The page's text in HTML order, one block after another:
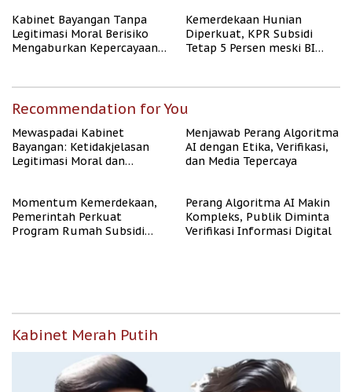
Kabinet Bayangan Tanpa
Legitimasi Moral Berisiko
Mengaburkan Kepercayaan
Kemerdekaan Hunian
Diperkuat, KPR Subsidi
Tetap 5 Persen meski BI
Recommendation for You
Mewaspadai Kabinet
Bayangan: Ketidakjelasan
Legitimasi Moral dan
Menjawab Perang Algoritma
AI dengan Etika, Verifikasi,
dan Media Tepercaya
Momentum Kemerdekaan,
Pemerintah Perkuat
Program Rumah Subsidi
Perang Algoritma AI Makin
Kompleks, Publik Diminta
Verifikasi Informasi Digital
Kabinet Merah Putih